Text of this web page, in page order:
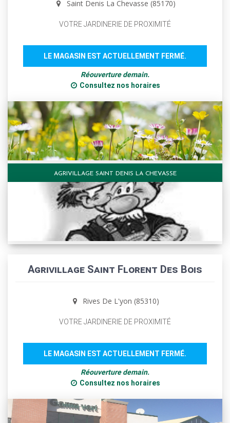
Saint Denis La Chevasse (85170)
VOTRE JARDINERIE DE PROXIMITÉ
LE MAGASIN EST ACTUELLEMENT FERMÉ.
Réouverture demain.
Consultez nos horaires
AGRIVILLAGE SAINT DENIS LA CHEVASSE
Agrivillage Saint Florent Des Bois
Rives De L'yon (85310)
VOTRE JARDINERIE DE PROXIMITÉ
LE MAGASIN EST ACTUELLEMENT FERMÉ.
Réouverture demain.
Consultez nos horaires